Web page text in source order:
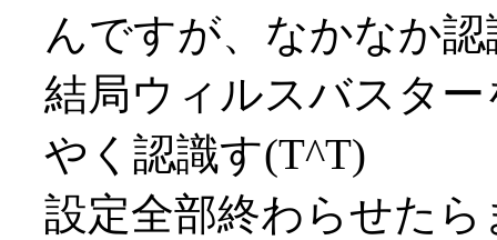
んですが、なかなか
結局ウィルスバスタ
やく認識す(T^T)
設定全部終わらせた